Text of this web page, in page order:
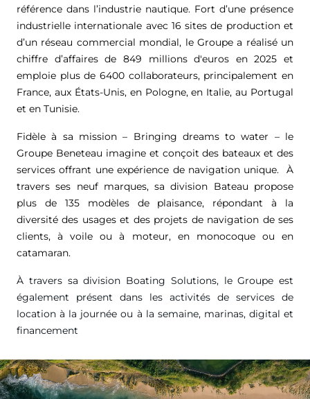
référence dans l’industrie nautique. Fort d’une présence
industrielle internationale avec 16 sites de production et
d’un réseau commercial mondial, le Groupe a réalisé un
chiffre d’affaires de 849 millions d'euros en 2025 et
emploie plus de 6400 collaborateurs, principalement en
France, aux États-Unis, en Pologne, en Italie, au Portugal
et en Tunisie.
Fidèle à sa mission – Bringing dreams to water – le
Groupe Beneteau imagine et conçoit des bateaux et des
services offrant une expérience de navigation unique. À
travers ses neuf marques, sa division Bateau propose
plus de 135 modèles de plaisance, répondant à la
diversité des usages et des projets de navigation de ses
clients, à voile ou à moteur, en monocoque ou en
catamaran.
À travers sa division Boating Solutions, le Groupe est
également présent dans les activités de services de
location à la journée ou à la semaine, marinas, digital et
financement